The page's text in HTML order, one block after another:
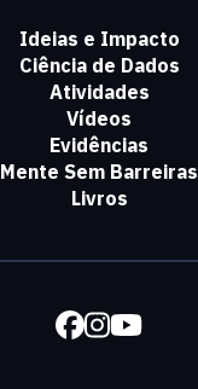
Ideias e Impacto
Ciência de Dados
Atividades
Vídeos
Evidências
Mente Sem Barreiras
Livros